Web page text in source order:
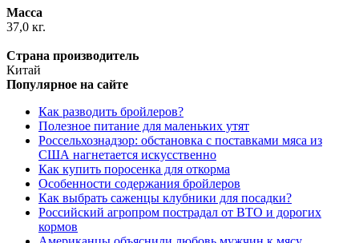
Масса
37,0 кг.
Страна производитель
Китай
Популярное на сайте
Как разводить бройлеров?
Полезное питание для маленьких утят
Россельхознадзор: обстановка с поставками мяса из
США нагнетается искусственно
Как купить поросенка для откорма
Особенности содержания бройлеров
Как выбрать саженцы клубники для посадки?
Российский агропром пострадал от ВТО и дорогих
кормов